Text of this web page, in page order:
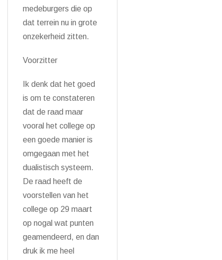
medeburgers die op
dat terrein nu in grote
onzekerheid zitten.
Voorzitter
Ik denk dat het goed
is om te constateren
dat de raad maar
vooral het college op
een goede manier is
omgegaan met het
dualistisch systeem.
De raad heeft de
voorstellen van het
college op 29 maart
op nogal wat punten
geamendeerd, en dan
druk ik me heel